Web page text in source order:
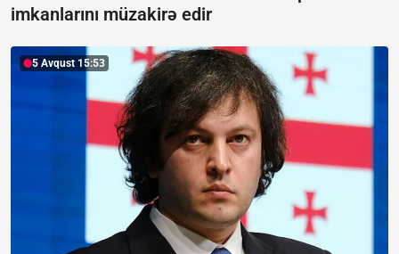
imkanlarını müzakirə edir
5 Avqust 15:53